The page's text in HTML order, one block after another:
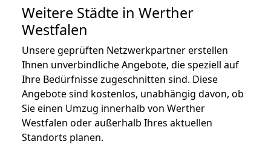
Weitere Städte in Werther
Westfalen
Unsere geprüften Netzwerkpartner erstellen
Ihnen unverbindliche Angebote, die speziell auf
Ihre Bedürfnisse zugeschnitten sind. Diese
Angebote sind kostenlos, unabhängig davon, ob
Sie einen Umzug innerhalb von Werther
Westfalen oder außerhalb Ihres aktuellen
Standorts planen.